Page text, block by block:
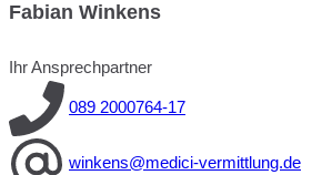
Fabian Winkens
Ihr Ansprechpartner
089 2000764-17
winkens@medici-vermittlung.de